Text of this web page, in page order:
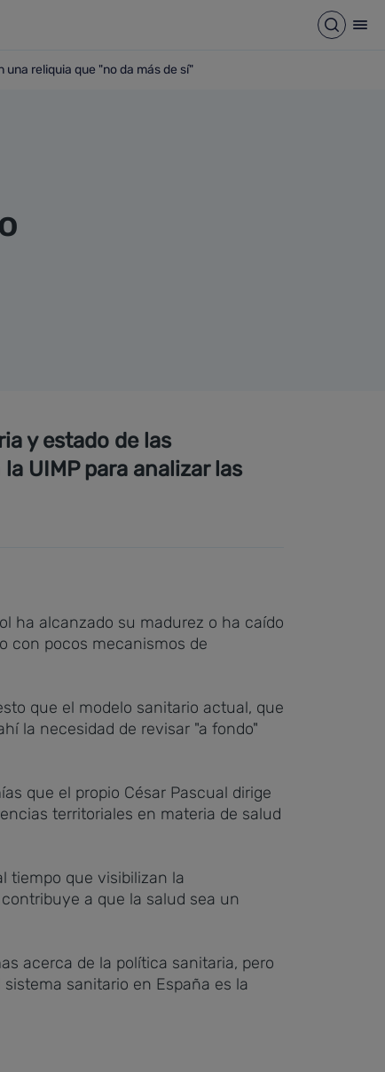
Abrir
en una reliquia que "no da más de sí"
reliquia que "no da más de sí"
y estado de las
UIMP para analizar las
ha alcanzado su madurez o ha caído
con pocos mecanismos de
que el modelo sanitario actual, que
la necesidad de revisar "a fondo"
que el propio César Pascual dirige
territoriales en materia de salud
tiempo que visibilizan la
a que la salud sea un
acerca de la política sanitaria, pero
sanitario en España es la